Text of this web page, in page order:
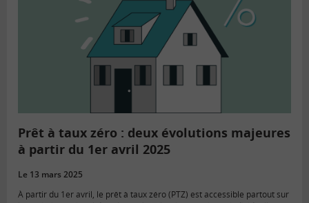
Prêt à taux zéro : deux évolutions majeures
à partir du 1er avril 2025
Le 13 mars 2025
À partir du 1er avril, le prêt à taux zéro (PTZ) est accessible partout sur